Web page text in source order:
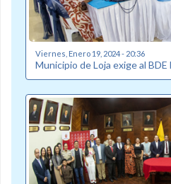
Viernes, Enero 19, 2024 - 20:36
Municipio de Loja exige al